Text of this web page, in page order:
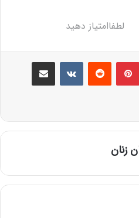
لطفاامتیاز دهید
Pinterest
Reddit
VKontakte
Share via Email
زنان